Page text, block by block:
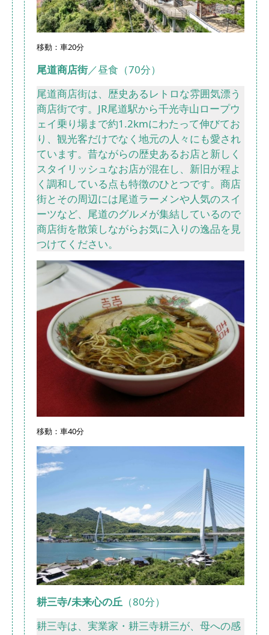
移動：車20分
尾道商店街／昼食（70分）
尾道商店街は、歴史あるレトロな雰囲気漂う
商店街です。JR尾道駅から千光寺山ロープウ
ェイ乗り場まで約1.2kmにわたって伸びてお
り、観光客だけでなく地元の人々にも愛され
ています。昔ながらの歴史あるお店と新しく
スタイリッシュなお店が混在し、新旧が程よ
く調和している点も特徴のひとつです。商店
街とその周辺には尾道ラーメンや人気のスイ
ーツなど、尾道のグルメが集結しているので
商店街を散策しながらお気に入りの逸品を見
つけてください。
移動：車40分
耕三寺/未来心の丘 （80分）
耕三寺は、実業家・耕三寺耕三が、母への感